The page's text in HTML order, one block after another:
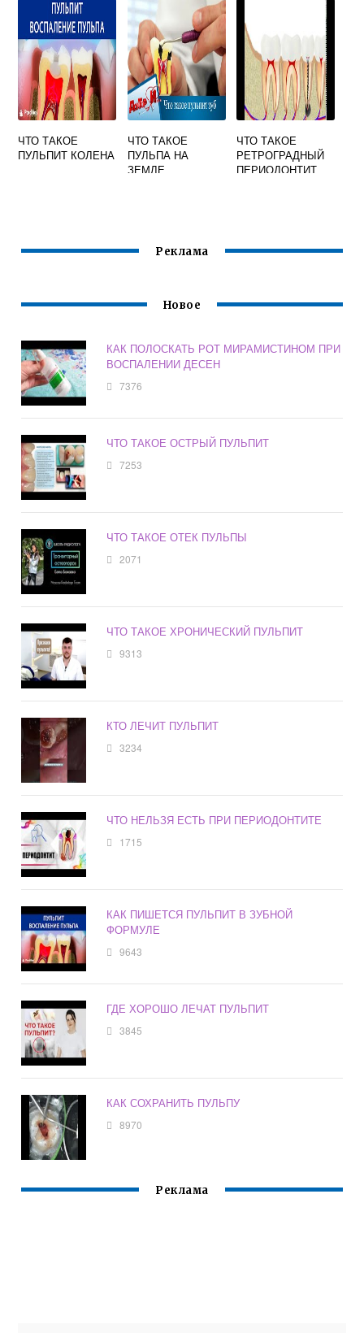
ЧТО ТАКОЕ
ПУЛЬПИТ КОЛЕНА
ЧТО ТАКОЕ
ПУЛЬПА НА
ЗЕМЛЕ
ЧТО ТАКОЕ
РЕТРОГРАДНЫЙ
ПЕРИОДОНТИТ
Реклама
Новое
КАК ПОЛОСКАТЬ РОТ МИРАМИСТИНОМ ПРИ
ВОСПАЛЕНИИ ДЕСЕН
7376
ЧТО ТАКОЕ ОСТРЫЙ ПУЛЬПИТ
7253
ЧТО ТАКОЕ ОТЕК ПУЛЬПЫ
2071
ЧТО ТАКОЕ ХРОНИЧЕСКИЙ ПУЛЬПИТ
9313
КТО ЛЕЧИТ ПУЛЬПИТ
3234
ЧТО НЕЛЬЗЯ ЕСТЬ ПРИ ПЕРИОДОНТИТЕ
1715
КАК ПИШЕТСЯ ПУЛЬПИТ В ЗУБНОЙ
ФОРМУЛЕ
9643
ГДЕ ХОРОШО ЛЕЧАТ ПУЛЬПИТ
3845
КАК СОХРАНИТЬ ПУЛЬПУ
8970
Реклама